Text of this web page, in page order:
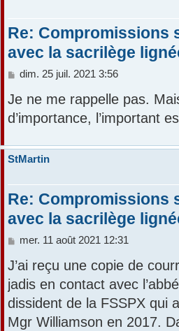
Re: Compromissions
avec la sacrilège
M
s
s
a
e
dim. 25 juil. 2021 3:56
Je ne me rappelle pas.
d’importance, l’important
StMartin
Re: Compromissions
avec la sacrilège
M
s
a
g
e
mer. 11 août 2021 12:31
J’ai reçu une copie de
jadis en contact avec
dissident de la FSSPX qui
Mgr Williamson en 2017.